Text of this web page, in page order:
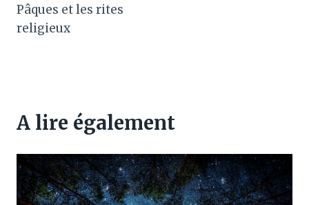
Pâques et les rites
religieux
A lire également